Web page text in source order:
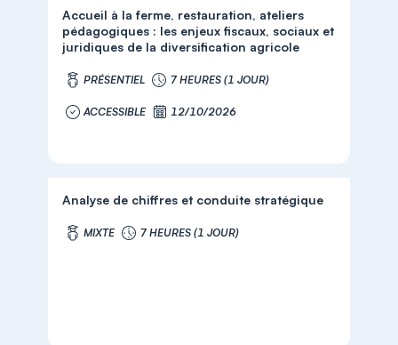
Accueil à la ferme, restauration, ateliers
pédagogiques : les enjeux fiscaux, sociaux et
juridiques de la diversification agricole
PRÉSENTIEL 7 HEURES (1 JOUR)
ACCESSIBLE 12/10/2026
Analyse de chiffres et conduite stratégique
MIXTE 7 HEURES (1 JOUR)